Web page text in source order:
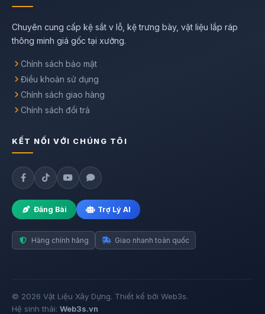
Chuyên cung cấp kệ sắt v lỗ, kệ trưng bày, vật liệu lắp ráp
thông minh giá gốc tại xưởng.
Chính sách bảo mật
Điều khoản sử dụng
Chính sách giao hàng
Chính sách đổi trả
KẾT NỐI VỚI CHÚNG TÔI
Đăng Bài Trợ Lý AI
Hàng chính hãng Giao nhanh toàn quốc
© 2026 Vật Liệu Xây Dựng. Thiết kế bởi Web3s.
Hệ sinh thái: Web3s.vn